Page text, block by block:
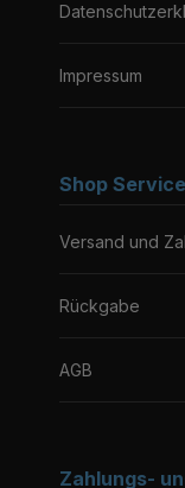
Impressum
Shop Service
Versand und
Rückgabe
AGB
Zahlungs-